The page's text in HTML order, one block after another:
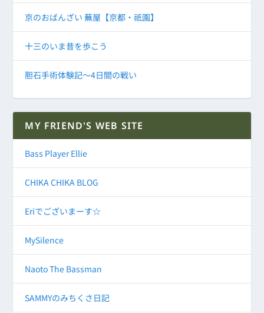
京のおばんざい 蕪屋【京都・祇園】
十三のいま昔を歩こう
胆石手術体験記～4日間の戦い
MY FRIEND'S WEB SITE
Bass Player Ellie
CHIKA CHIKA BLOG
Eriでございまーす☆
MySilence
Naoto The Bassman
SAMMYのみちくさ日記